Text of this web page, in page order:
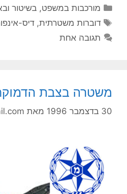
קטגוריות
מורכבות במשפט, בשיטור
תגיות
דוברות משטרתית,דיס-
תגובה אחת
משטרה בצבת
מאת